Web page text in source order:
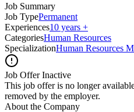
Job Summary
Job TypePermanent
Experiences10 years +
CategoriesHuman Resources
SpecializationHuman Resources
Job Offer Inactive
This job offer is no longer
removed by the employer.
About the Company